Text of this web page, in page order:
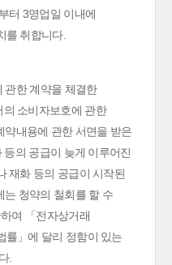
터 3영업일 이내에
를 취합니다.
관한 계약을 체결한
소비자보호에 관한
약내용에 관한 서면을 받은
의 공급이 늦게 이루어진
재화 등의 공급이 시작된
는 청약의 철회를 할 수
여 「전자상거래
률」에 달리 정함이 있는
.